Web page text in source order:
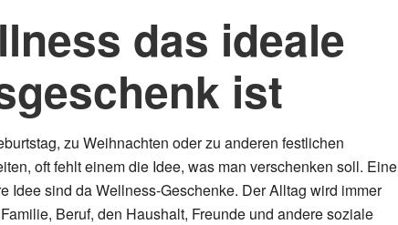
das ideale
ist
zu Weihnachten oder zu anderen festlichen
oft fehlt einem die Idee, was man verschenken soll. Eine
Idee sind da Wellness-Geschenke. Der Alltag wird immer
Beruf, den Haushalt, Freunde und andere soziale